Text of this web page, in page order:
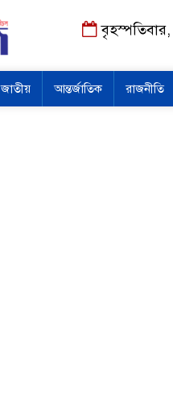
জাতীয় আন্তর্জাতিক রাজনীতি